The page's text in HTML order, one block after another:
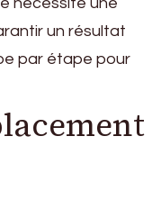
nécessite une
un résultat
par étape pour